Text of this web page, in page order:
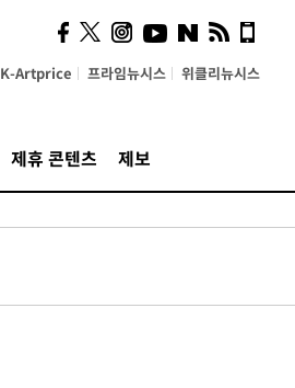
K-Artprice 프라임뉴시스 위클리뉴시스
제휴 콘텐츠 제보
사이 해답 찾았죠"…알을
깨고 나온 '초자아'